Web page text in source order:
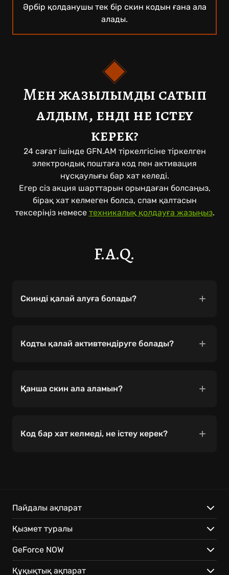
Әрбір қолданушы тек бір скин кодын ғана ала
алады.
Мен жазылымды сатып
алдым, енді не істеу
керек?
24 сағат ішінде GFN.AM тіркелгісіне тіркелген
электрондық поштаға код пен активация
нұсқаулығы бар хат келеді.
Егер сіз акция шарттарын орындаған болсаңыз,
бірақ хат келмеген болса, спам қалтасын
тексеріңіз немесе техникалық қолдауға жазыңыз.
F.A.Q.
Скинді қалай алуға болады?
Кодты қалай активтендіруге болады?
DOOM: The Dark Ages ойынымен
Қанша скин ала аламын?
Код бар хат келмеді, не істеу керек?
Пайдалы ақпарат
Қызмет туралы
GeForce NOW
Құқықтық ақпарат